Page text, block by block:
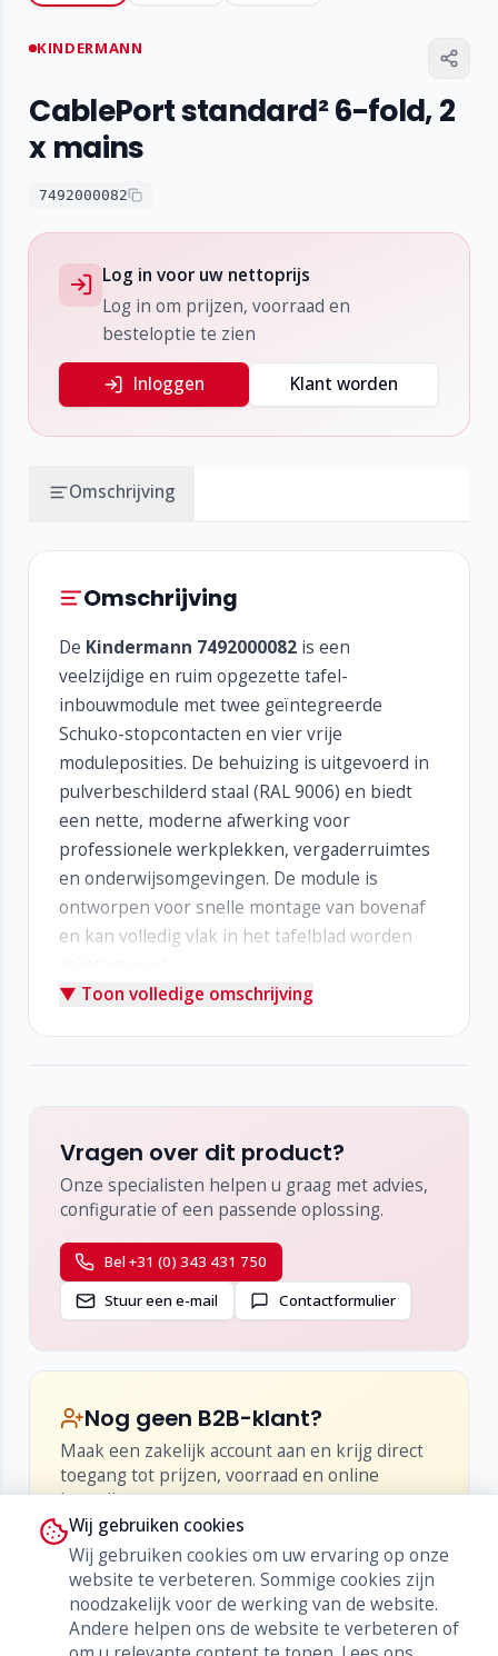
KINDERMANN
CablePort standard² 6-fold, 2
x mains
7492000082
Log in voor uw nettoprijs
Log in om prijzen, voorraad en
besteloptie te zien
Inloggen Klant worden
Omschrijving
Omschrijving
De Kindermann 7492000082is een
veelzijdige en ruim opgezette tafel-
inbouwmodule met twee geïntegreerde
Schuko-stopcontacten en vier vrije
moduleposities. De behuizing is uitgevoerd in
pulverbeschilderd staal (RAL 9006) en biedt
een nette, moderne afwerking voor
professionele werkplekken, vergaderruimtes
en onderwijsomgevingen. De module is
ontworpen voor snelle montage van bovenaf
en kan volledig vlak in het tafelblad worden
Kenmerken:
9006
Snelle klikmontage van bovenaf
Vlak in te bouwen in tafelbladen tot ca. 40 mm
Installatiediepte circa 65 mm
Uitbreidingsmodules (Konnect flex 45
click-serie)
zoals:
USB-A / USB-C
RJ45 netwerk
Audio (3,5 mm / XLR)
VGA
DisplayPort
Blindmodules
▼ Toon volledige omschrijving
Vragen over dit product?
Onze specialisten helpen u graag met advies,
configuratie of een passende oplossing.
Bel +31 (0) 343 431 750
Stuur een e-mail
Contactformulier
Nog geen B2B-klant?
Maak een zakelijk account aan en krijg direct
toegang tot prijzen, voorraad en online
bestellen.
•Inzicht in netto-prijzen en kortingen
Live voorraad en levertijden
Bestellen, herbestellen en orderhistorie
Word klant
Wij gebruiken cookies
Wij gebruiken cookies om uw ervaring op onze
website te verbeteren. Sommige cookies zijn
noodzakelijk voor de werking van de website.
Andere helpen ons de website te verbeteren of